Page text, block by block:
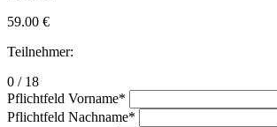
59.00 €
Teilnehmer:
0 / 18
Pflichtfeld Vorname*
Pflichtfeld Nachname*